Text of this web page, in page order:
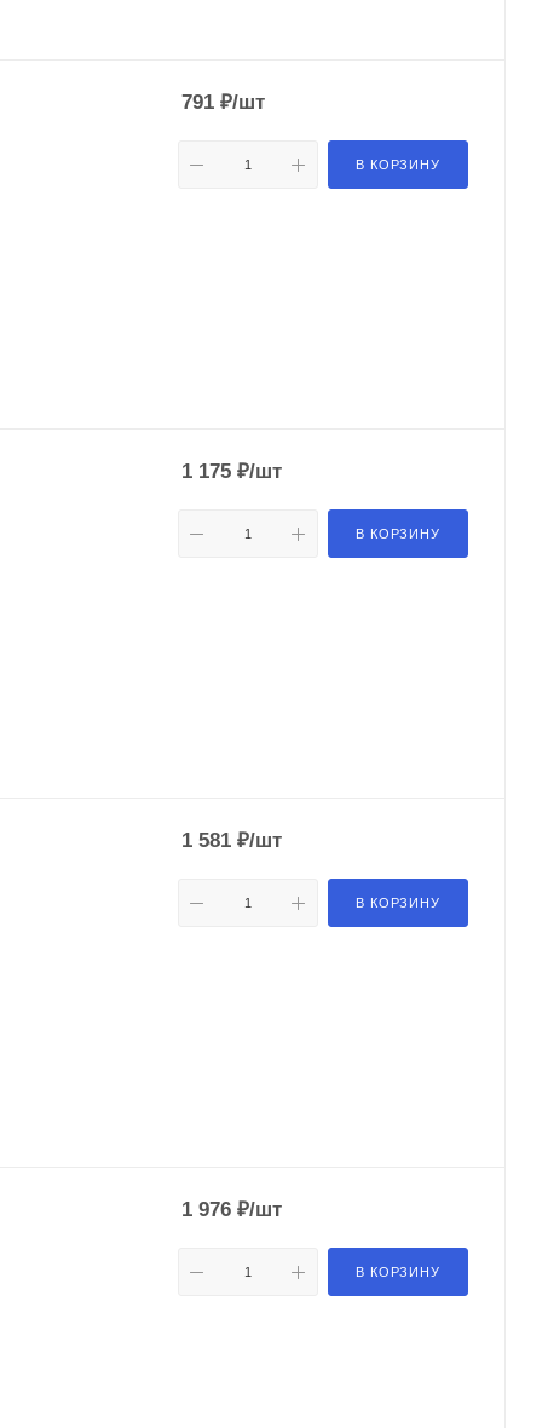
791 ₽/шт
В КОРЗИНУ
1 175 ₽/шт
В КОРЗИНУ
1 581 ₽/шт
В КОРЗИНУ
1 976 ₽/шт
В КОРЗИНУ